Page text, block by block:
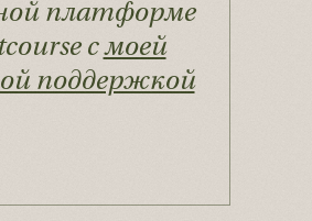
платформе
смоей
поддержкой